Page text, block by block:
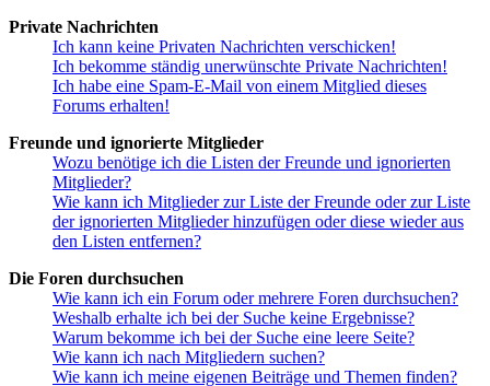
Private Nachrichten
Ich kann keine Privaten Nachrichten verschicken!
Ich bekomme ständig unerwünschte Private Nachrichten!
Ich habe eine Spam-E-Mail von einem Mitglied dieses
Forums erhalten!
Freunde und ignorierte Mitglieder
Wozu benötige ich die Listen der Freunde und ignorierten
Mitglieder?
Wie kann ich Mitglieder zur Liste der Freunde oder zur Liste
der ignorierten Mitglieder hinzufügen oder diese wieder aus
den Listen entfernen?
Die Foren durchsuchen
Wie kann ich ein Forum oder mehrere Foren durchsuchen?
Weshalb erhalte ich bei der Suche keine Ergebnisse?
Warum bekomme ich bei der Suche eine leere Seite?
Wie kann ich nach Mitgliedern suchen?
Wie kann ich meine eigenen Beiträge und Themen finden?